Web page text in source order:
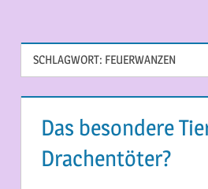
SCHLAGWORT: FEUERWANZEN
Das besondere
Drachentöter?